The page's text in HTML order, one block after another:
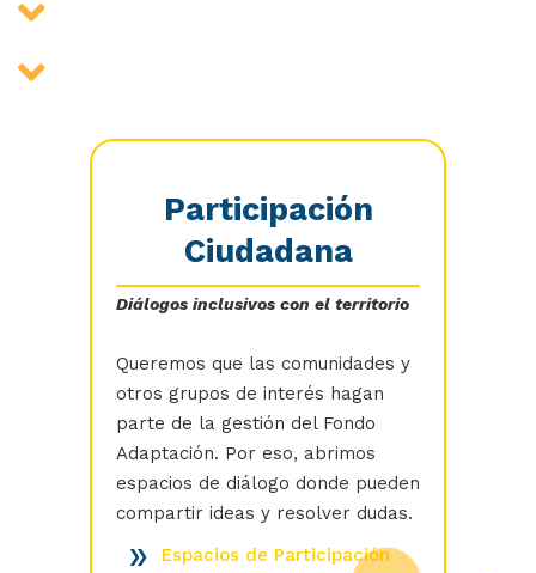
Participación
Ciudadana
Diálogos inclusivos con el territorio
Queremos que las comunidades y
otros grupos de interés hagan
parte de la gestión del Fondo
Adaptación. Por eso, abrimos
espacios de diálogo donde pueden
compartir ideas y resolver dudas.
Espacios de Participación